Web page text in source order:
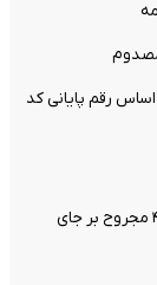
اساس رقم پایانی کد
واژگونی پراید در محور پلدختر–خرم‌آباد ۲ کشته و ۴ مجروح بر جای